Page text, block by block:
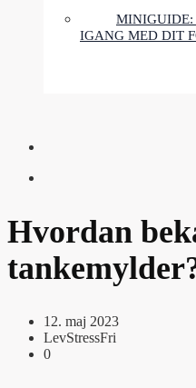
MINIGUIDE:
IGANG MED DIT
Hvordan
12. maj 2023
LevStressFri
0